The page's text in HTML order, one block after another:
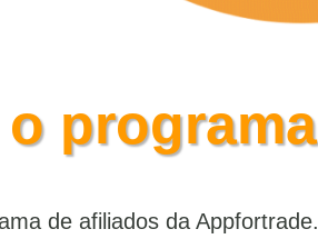
programa
de afiliados da Appfortrade.